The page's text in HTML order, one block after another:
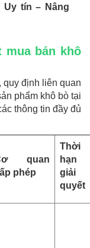
tín – Nâng
mua bán khô
định liên quan
phẩm khô bò tại
thông tin đầy đủ
quan
phép
Thời
hạn
giải
quyết